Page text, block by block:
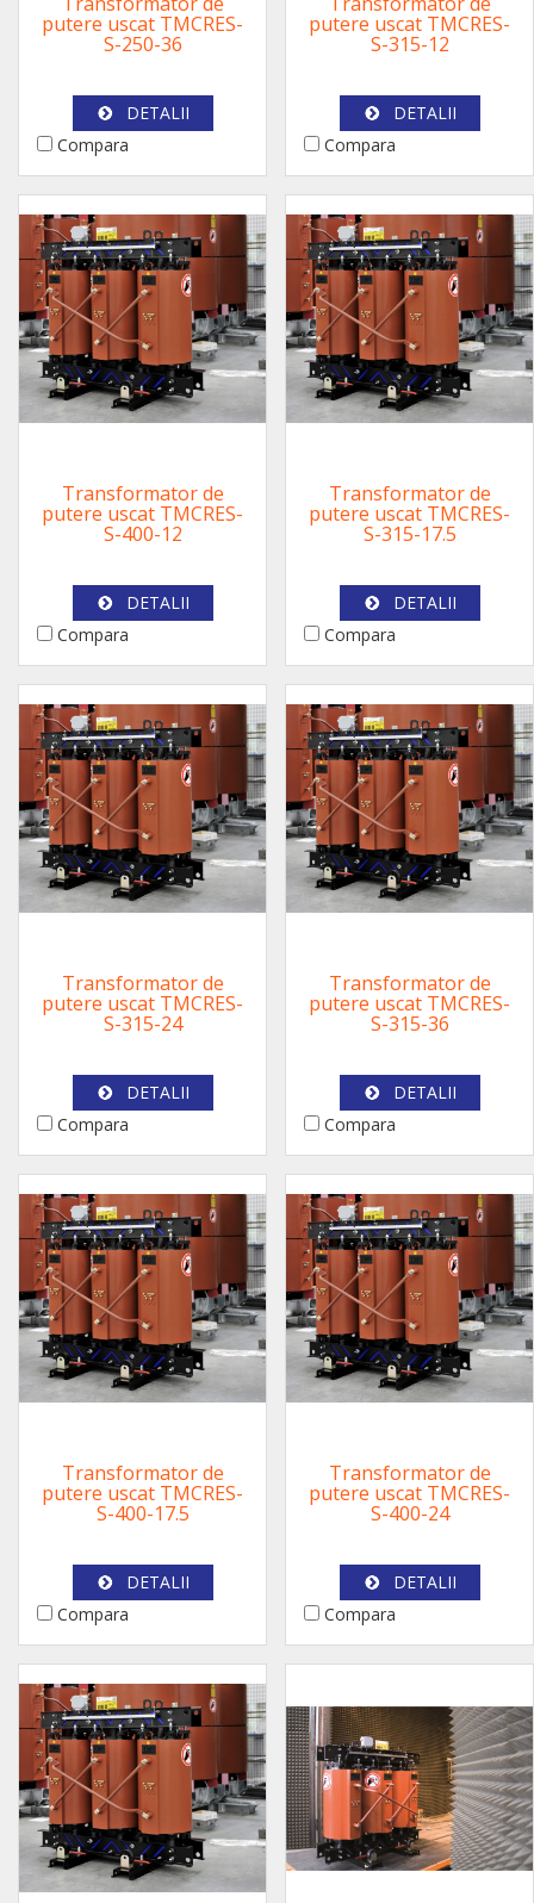
putere uscat TMCRES-
S-250-36
DETALII
Compara
putere uscat TMCRES-
S-315-12
DETALII
Compara
Transformator de
putere uscat TMCRES-
S-400-12
DETALII
Compara
Transformator de
putere uscat TMCRES-
S-315-17.5
DETALII
Compara
Transformator de
putere uscat TMCRES-
S-315-24
DETALII
Compara
Transformator de
putere uscat TMCRES-
S-315-36
DETALII
Compara
Transformator de
putere uscat TMCRES-
S-400-17.5
DETALII
Compara
Transformator de
putere uscat TMCRES-
S-400-24
DETALII
Compara